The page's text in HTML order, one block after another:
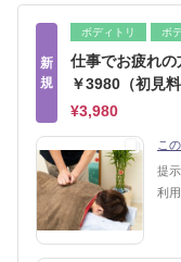
新
規
ボディトリ ボ
仕事でお疲れ
￥3980（初見料
¥3,980
こ
提示
利用